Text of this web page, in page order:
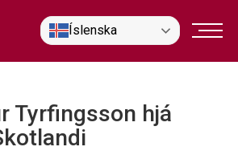
Íslenska
Tyrfingsson hjá